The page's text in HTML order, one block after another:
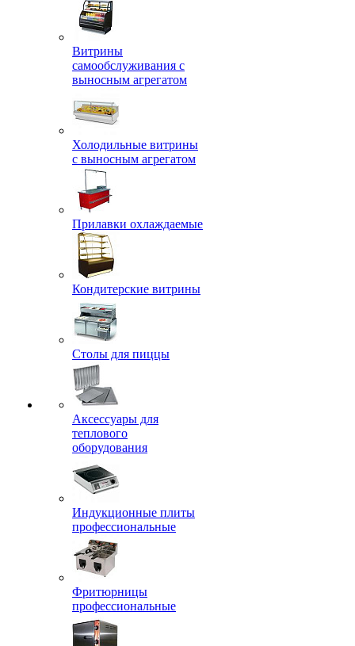
Витрины
самообслуживания с
выносным агрегатом
Холодильные витрины
с выносным агрегатом
Прилавки охлаждаемые
Кондитерские витрины
Столы для пиццы
Аксессуары для
теплового
оборудования
Индукционные плиты
профессиональные
Фритюрницы
профессиональные